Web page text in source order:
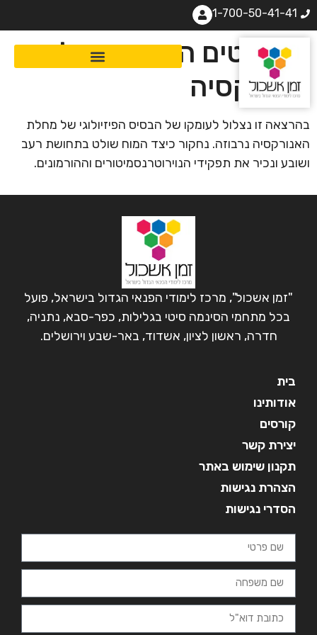
1-700-50-41-41
ההיבטים המוחיים של
אנורקסיה
בהרצאה זו נצלול לעומקו של הבסיס הפיזיולוגי של מחלת
האנורקסיה נרבוזה. נחקור כיצד המוח שולט בתחושת רעב
ושובע ונכיר את תפקידי הנוירוטרנסמיטורים וההורמונים.
"זמן אשכול", מרכז לימודי הפנאי הגדול בישראל, פועל
בכל מתחמי הסינמה סיטי בגלילות, כפר-סבא, נתניה,
חדרה, ראשון לציון, אשדוד, באר-שבע וירושלים.
בית
אודותינו
קורסים
יצירת קשר
תקנון שימוש באתר
הצהרת נגישות
הסדרי נגישות